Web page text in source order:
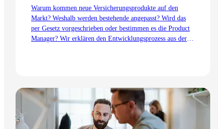
Warum kommen neue Versicherungsprodukte auf den
Markt? Weshalb werden bestehende angepasst? Wird das
per Gesetz vorgeschrieben oder bestimmen es die Product
Manager? Wir erklären den Entwicklungsprozess aus der
Zum Artikel